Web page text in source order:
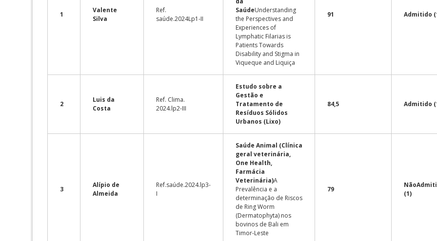
1
Valente
Silva
Ref.
saúde.2024Lp1-II
SaúdeUnderstanding
the Perspectives and
Experiences of
Lymphatic Filarias is
Patients Towards
Disability and Stigma in
Viqueque and Liquiça
91 Admitido
2
Luis da
Costa
Ref. Clima.
2024.lp2-III
Estudo sobre a
Gestão e
Tratamento de
Resíduos Sólidos
Urbanos (Lixo)
84,5 Admitido
3
Alípio de
Almeida
Ref.saúde.2024.lp3-
I
Saúde Animal (Clínica
geral veterinária,
One Health,
Farmácia
Veterinária)A
Prevalência e a
determinação de Riscos
de Ring Worm
(Dermatophyta) nos
bovinos de Bali em
Timor-Leste
79
Não
(1)